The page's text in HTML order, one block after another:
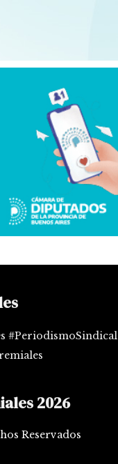
#PeriodismoSindical
2026
Reservados